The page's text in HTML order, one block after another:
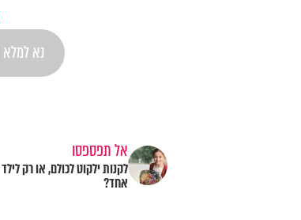
אל תפספסו
לקנות ילקוט לכולם, או רק לילד
אחד?